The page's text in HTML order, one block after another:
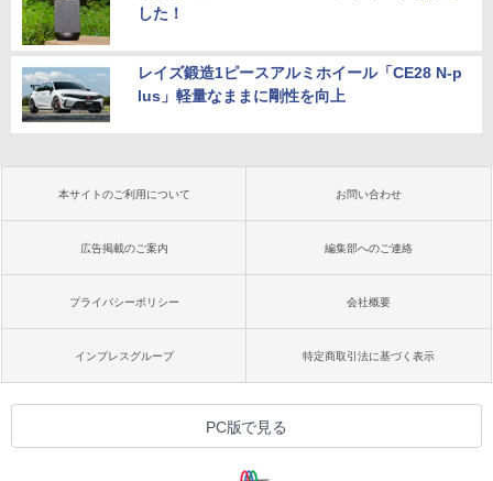
した！
レイズ鍛造1ピースアルミホイール「CE28 N-p
lus」軽量なままに剛性を向上
本サイトのご利用について お問い合わせ
広告掲載のご案内 編集部へのご連絡
プライバシーポリシー 会社概要
インプレスグループ 特定商取引法に基づく表示
PC版で見る